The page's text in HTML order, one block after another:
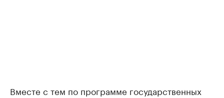
Вместе с тем по программе государственных